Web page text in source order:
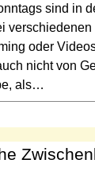
sind in
oder
nicht von
als…